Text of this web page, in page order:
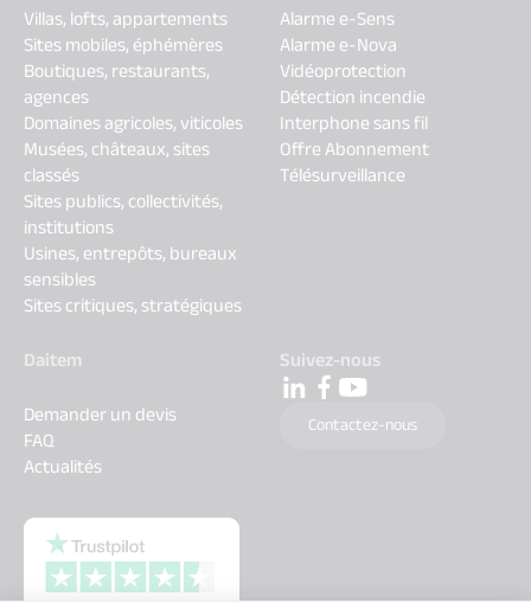
Villas, lofts, appartements
Sites mobiles, éphémères
Boutiques, restaurants,
agences
Domaines agricoles, viticoles
Musées, châteaux, sites
classés
Sites publics, collectivités,
institutions
Usines, entrepôts, bureaux
sensibles
Sites critiques, stratégiques
Alarme e-Sens
Alarme e-Nova
Vidéoprotection
Détection incendie
Interphone sans fil
Offre Abonnement
Télésurveillance
Daitem
Demander un devis
FAQ
Actualités
Suivez-nous
Contactez-nous